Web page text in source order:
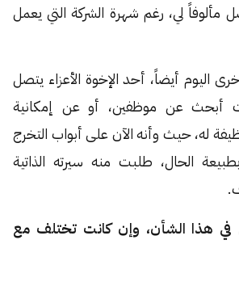
لي، رغم شهرة الشركة التي يعمل
أيضاً، أحد الإخوة الأعزاء يتصل
أبحث عن موظفين، أو عن إمكانية
له، حيث وأنه الآن على أبواب التخرج
الحال، طلبت منه سيرته الذاتية
هذا الشأن، وإن كانت تختلف مع